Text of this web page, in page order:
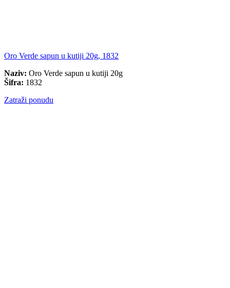
Oro Verde sapun u kutiji 20g, 1832
Naziv: Oro Verde sapun u kutiji 20g
Šifra: 1832
Zatraži ponudu